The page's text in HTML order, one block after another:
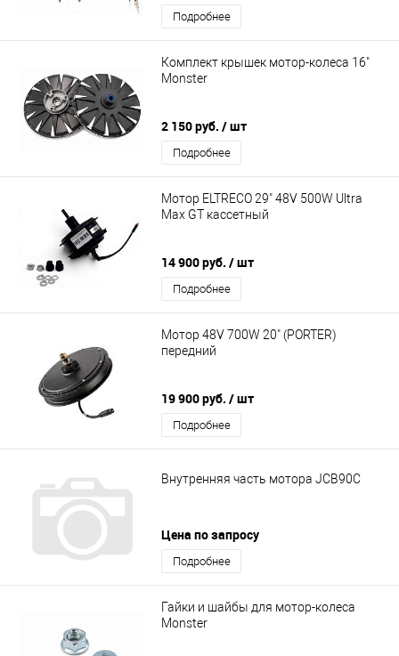
Подробнее
Комплект крышек мотор-колеса 16"
Monster
2 150 руб. / шт
Подробнее
Мотор ELTRECO 29" 48V 500W Ultra
Max GT кассетный
14 900 руб. / шт
Подробнее
Мотор 48V 700W 20" (PORTER)
передний
19 900 руб. / шт
Подробнее
Внутренняя часть мотора JCB90C
Цена по запросу
Подробнее
Гайки и шайбы для мотор-колеса
Monster